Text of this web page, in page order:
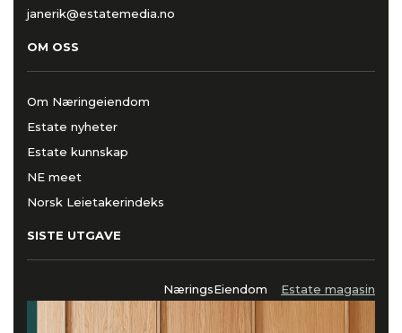
janerik@estatemedia.no
OM OSS
Om Næringeiendom
Estate nyheter
Estate kunnskap
NE meet
Norsk Leietakerindeks
SISTE UTGAVE
NæringsEiendom Estate magasin